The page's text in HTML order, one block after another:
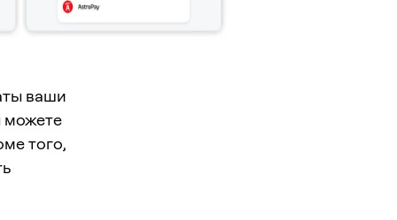
ваши
можете
того,